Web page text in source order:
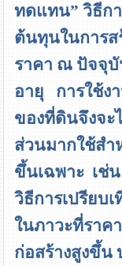
ทดแทน”วิธีก
ต้นทุนในการส
ราคา ณ ปัจจุ
อายุ การใช้ง
ของที่ดินจึงจ
ส่วนมากใช้สำ
ขึ้นเฉพาะ เช่
วิธีการเปรียบ
ในภาวะที่รา
ก่อสร้างสูงขึ้